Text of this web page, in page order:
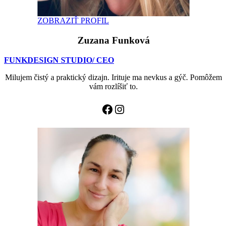
ZOBRAZIŤ PROFIL
Zuzana Funková
FUNKDESIGN STUDIO/ CEO
Milujem čistý a praktický dizajn. Irituje ma nevkus a gýč. Pomôžem
vám rozlíšiť to.
Facebook
Instagram